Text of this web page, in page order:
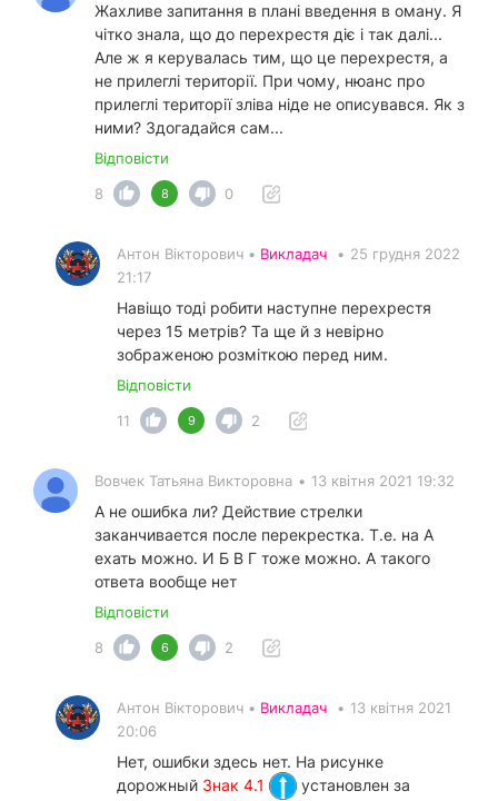
Жахливе запитання в плані введення в оману. Я
чітко знала, що до перехрестя діє і так далі...
Але ж я керувалась тим, що це перехрестя, а
не прилеглі території. При чому, нюанс про
прилеглі території зліва ніде не описувався. Як з
ними? Здогадайся сам...
Відповісти
8
8 0
Антон Вікторович • Викладач • 25 грудня 2022
21:17
Навіщо тоді робити наступне перехрестя
через 15 метрів? Та ще й з невірно
зображеною розміткою перед ним.
Відповісти
11
9 2
Вовчек Татьяна Викторовна • 13 квітня 2021 19:32
А не ошибка ли? Действие стрелки
заканчивается после перекрестка. Т.е. на А
ехать можно. И Б В Г тоже можно. А такого
ответа вообще нет
Відповісти
8
6 2
Антон Вікторович • Викладач • 13 квітня 2021
20:06
Нет, ошибки здесь нет. На рисунке
дорожный Знак 4.1 установлен за